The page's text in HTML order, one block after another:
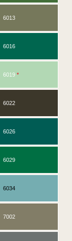
6013
6016
6019*
6022
6026
6029
6034
7002